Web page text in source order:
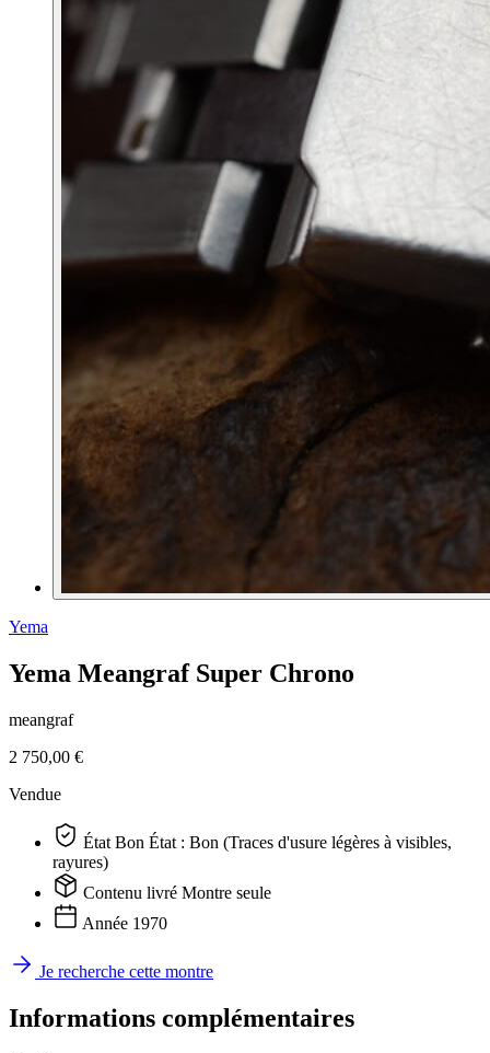
Yema
Yema Meangraf Super Chrono
meangraf
2 750,00 €
Vendue
État Bon État : Bon (Traces d'usure légères à visibles,
rayures)
Contenu livré Montre seule
Année 1970
Je recherche cette montre
Informations complémentaires